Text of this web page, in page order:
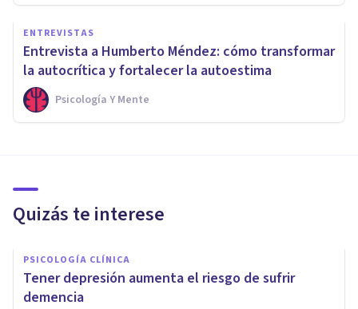
ENTREVISTAS
Entrevista a Humberto Méndez: cómo transformar
la autocrítica y fortalecer la autoestima
Psicología Y Mente
Quizás te interese
PSICOLOGÍA CLÍNICA
Tener depresión aumenta el riesgo de sufrir
demencia